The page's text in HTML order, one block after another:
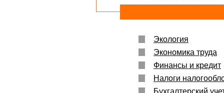
Экология
Экономика труда
Финансы и кредит
Налоги